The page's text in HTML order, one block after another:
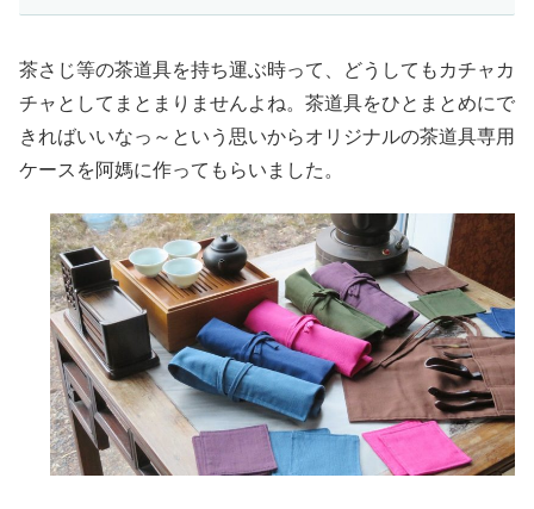
茶さじ等の茶道具を持ち運ぶ時って、どうしてもカチャカ
チャとしてまとまりませんよね。茶道具をひとまとめにで
きればいいなっ～という思いからオリジナルの茶道具専用
ケースを阿媽に作ってもらいました。